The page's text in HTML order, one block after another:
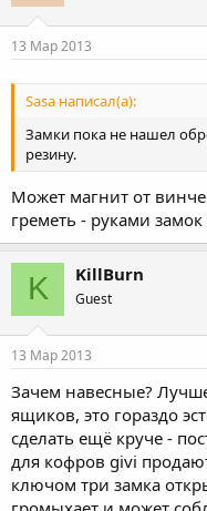
13 Мар 2013
Sasa написал(а):
Замки пока не нашел
резину.
Может магнит от
греметь - руками
K KillBurn
Guest
13 Мар 2013
Зачем навесные?
ящиков, это гораздо
сделать ещё круче -
для кофров givi
ключом три замка